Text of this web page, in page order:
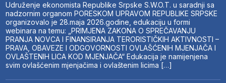
Udruženje ekonomista Republike Srpske S.W.O.T. u saradnji sa
nadzornim organom PORESKOM UPRAVOM REPUBLIKE SRPSKE
organizovalo je 28.maja 2026.godine, edukaciju u formi
webinara na temu: „PRIMJENA ZAKONA O SPREČAVANJU
PRANJA NOVCA I FINANSIRANJA TERORISTIČKIH AKTIVNOSTI –
PRAVA, OBAVEZE I ODGOVORNOSTI OVLAŠĆENIH MJENJAČA I
OVLAŠTENIH LICA KOD MJENJAČA“ Edukacija je namijenjena
svim ovlašćenim mjenjačima i ovlaštenim licima […]